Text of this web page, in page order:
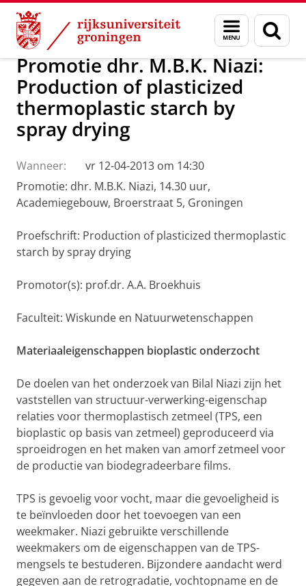
Skip
Content
Skip
Navigation
Menu
en
zoeken
Over ons Actueel Nieuws
Promotie dhr. M.B.K. Niazi:
Production of plasticized
thermoplastic starch by
spray drying
Wanneer:
vr 12-04-2013 om 14:30
Promotie: dhr. M.B.K. Niazi, 14.30 uur,
Academiegebouw, Broerstraat 5, Groningen
Proefschrift: Production of plasticized thermoplastic
starch by spray drying
Promotor(s): prof.dr. A.A. Broekhuis
Faculteit: Wiskunde en Natuurwetenschappen
Materiaaleigenschappen bioplastic onderzocht
De doelen van het onderzoek van Bilal Niazi zijn het
vaststellen van structuur-verwerking-eigenschap
relaties voor thermoplastisch zetmeel (TPS, een
bioplastic op basis van zetmeel) geproduceerd via
sproeidrogen en het maken van amorf zetmeel voor
de productie van biodegradeerbare films.
TPS is gevoelig voor vocht, maar die gevoeligheid is
te beïnvloeden door het toevoegen van een
weekmaker. Niazi gebruikte verschillende
weekmakers om de eigenschappen van de TPS-
mengsels te bestuderen. Bijzondere aandacht werd
gegeven aan de retrogradatie, vochtopname en de